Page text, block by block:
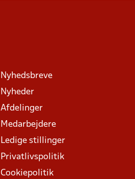
Nyhedsbreve
Nyheder
Afdelinger
Medarbejdere
Ledige stillinger
Privatlivspolitik
Cookiepolitik